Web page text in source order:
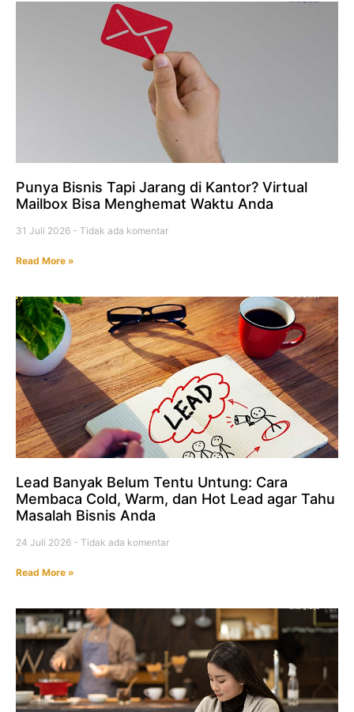
Punya Bisnis Tapi Jarang di Kantor? Virtual
Mailbox Bisa Menghemat Waktu Anda
31 Juli 2026 Tidak ada komentar
Read More »
Lead Banyak Belum Tentu Untung: Cara
Membaca Cold, Warm, dan Hot Lead agar Tahu
Masalah Bisnis Anda
24 Juli 2026 Tidak ada komentar
Read More »